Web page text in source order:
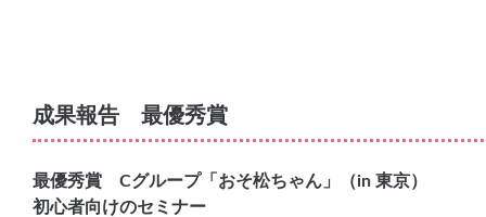
成果報告 最優秀賞
最優秀賞 Cグループ「おそ松ちゃん」（in 東京）
初心者向けのセミナー